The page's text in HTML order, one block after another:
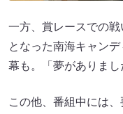
一方、賞レースでの
となった南海キャン
幕も。「夢がありまし
この他、番組中には